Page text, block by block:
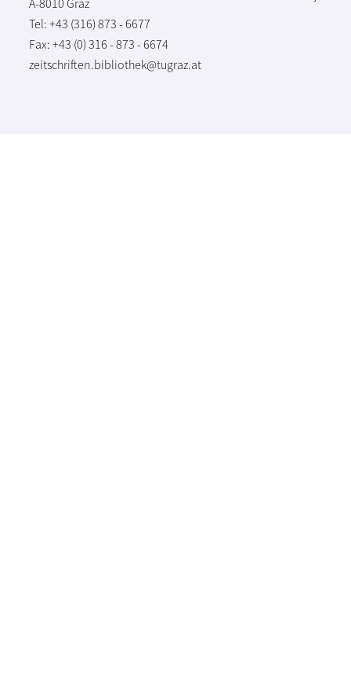
Tel: +43 (316) 873 - 6677
Fax: +43 (0) 316 - 873 - 6674
zeitschriften.bibliothek@tugraz.at